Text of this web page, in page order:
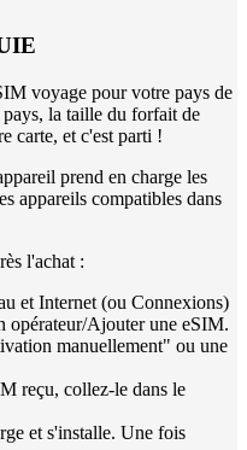
voyage pour votre pays de
la taille du forfait de
carte, et c'est parti !
prend en charge les
appareils compatibles dans
l'achat :
et Internet (ou Connexions)
opérateur/Ajouter une eSIM.
manuellement" ou une
reçu, collez-le dans le
et s'installe. Une fois